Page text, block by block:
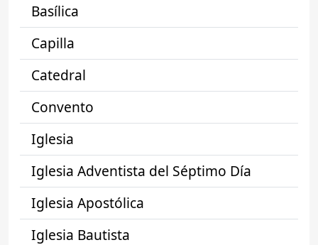
Basílica
Capilla
Catedral
Convento
Iglesia
Iglesia Adventista del Séptimo Día
Iglesia Apostólica
Iglesia Bautista